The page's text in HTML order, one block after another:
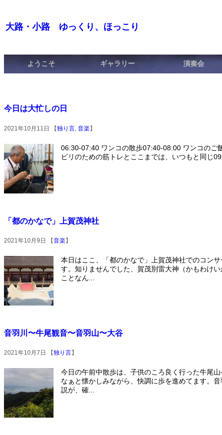
大路・小路 ゆっくり、ほっこり
ようこそ ギャラリー 演奏会
今日は大忙しの日
2021年10月11日 【独り言 音楽】
06:30-07:40 ワンコの散歩07:40-08:00 ワンコの
ビリのための筋トレとここまでは、いつもと同じ
「都のかなで」上賀茂神社
2021年10月9日 【音楽】
本日はここ、「都のかなで」上賀茂神社でのコン
す。知りませんでした、賀茂別雷大神（かもわけ
ことなん...
音羽川〜牛尾観音〜音羽山〜大谷
2021年10月7日 【独り言】
今日の午前中散歩は、子供のころ良く行った牛尾
なぁと懐かしみながら、快調に歩を進めてます。
説が、確...